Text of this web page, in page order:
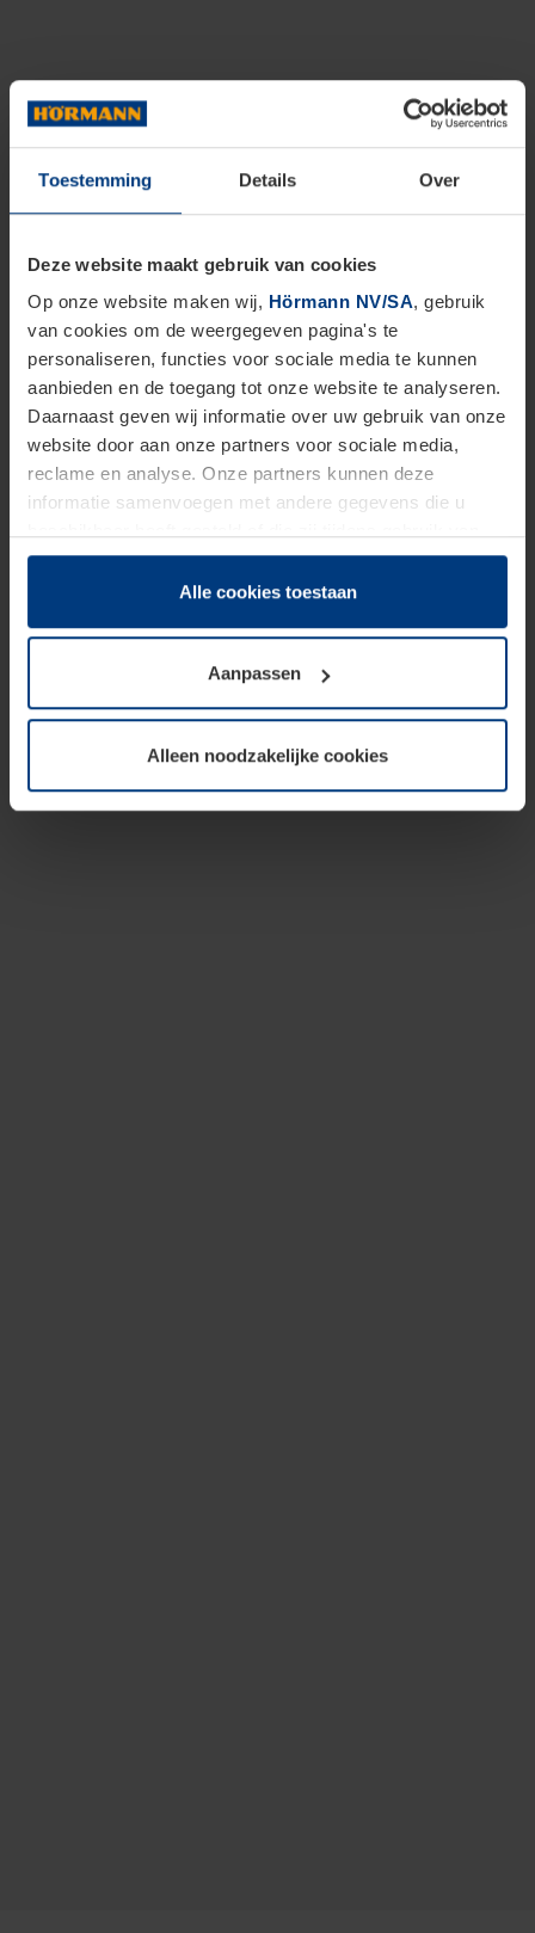
Toestemming Details Over
Deze website maakt gebruik van cookies
Op onze website maken wij, Hörmann NV/SA, gebruik
van cookies om de weergegeven pagina's te
personaliseren, functies voor sociale media te kunnen
aanbieden en de toegang tot onze website te analyseren.
Daarnaast geven wij informatie over uw gebruik van onze
website door aan onze partners voor sociale media,
reclame en analyse. Onze partners kunnen deze
informatie samenvoegen met andere gegevens die u
hun diensten hebben verzameld.
Juridisch hebben wij het recht om cookies op uw
van deze pagina's absoluut vereist is. Voor alle andere
soorten cookies is uw toestemming benodigd. Uw
toestemming kunt u op elk moment bij de uitleg van de
wijzigen of herroepen.
Alle cookies toestaan
Aanpassen
Alleen noodzakelijke cookies